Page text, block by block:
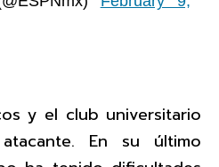
y el club universitario
En su último